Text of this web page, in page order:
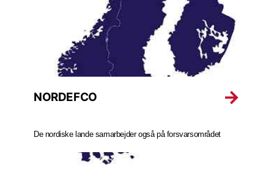
NORDEFCO
De nordiske lande samarbejder også på forsvarsområdet